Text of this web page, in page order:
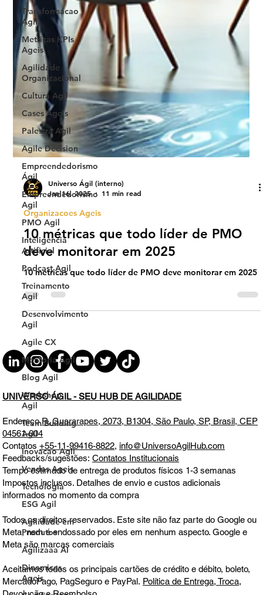
Transformacao
Agil
Metricas KPIs
Ageis
Agilidade
Organizacional
Cultura Agil
Cases Ageis
Palestra Agil
Agile Decision
Empreendedorismo
Ágil
Empreendedorismo
Agil
PMO Agil
Inteligencia
Artificial
Podcast Agil
Treinamento
Agil
Desenvolvimento
Agil
Agile CX
Mentoria Agil
Blog Agil
Workshop
Agil
Team Building
Agil
Inovacao Agil
Vendas Ageis
Tecnologia
ESG Agil
Agilidade em
Produtos
Agilizaaa AI
Dinamicas
Ageis
Universo Ágil (interno)
Jan 16, 2025
Organizacoes Ageis
10 métricas que todo líder de PMO
deve monitorar em 2025
10 métricas que todo líder de PMO deve monitorar em 2025
UNIVERSO ÁGIL - SEU HUB DE AGILIDADE
EndereçoR. Guararapes, 2073, B1304, São Paulo, SP, Brasil, CEP
04561-004
Contatos+55-11-99416-8822,info@UniversoAgilHub.com
Feedbacks/sugestões:
Tempo estimado de entrega de produtos físicos 1-3 semanas
Impostos inclusos. Detalhes de envio e custos adicionais
informados no momento da compra
Todos os direitos reservados. Este site não faz parte do Google ou
Meta, nem é endossado por eles em nenhum aspecto. Google e